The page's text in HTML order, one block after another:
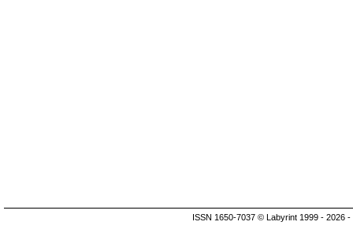
ISSN 1650-7037 © Labyrint 1999 - 2026 -